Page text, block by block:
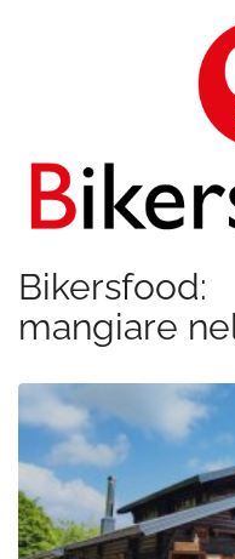
Bikersfood:
mangiare